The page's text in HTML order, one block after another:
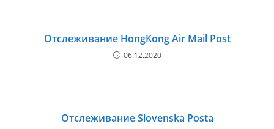
Отслеживание HongKong Air Mail Post
06.12.2020
Отслеживание Slovenska Posta